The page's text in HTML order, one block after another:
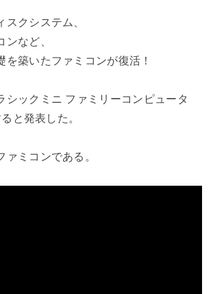
スクシステム、
ンなど、
を築いたファミコンが復活！
シックミニ ファミリーコンピュータ
と発表した。
ミコンである。